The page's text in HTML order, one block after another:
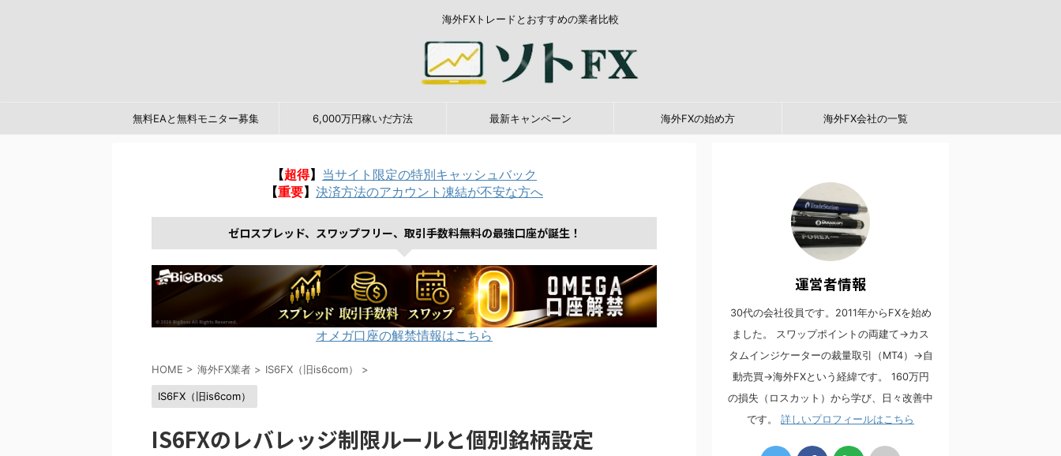
海外FXトレードとおすすめの業者比較
無料EAと無料モニター募集 6,000万円稼いだ方法 最新キャンペーン 海外FXの始め方 海外FX会社の一覧
【超得】 当サイト限定の特別キャッシュバック
【重要】 決済方法のアカウント凍結が不安な方へ
ゼロスプレッド、スワップフリー、取引手数料無料の最強口座が誕生！
オメガ口座の解禁情報はこちら
HOME > 海外FX業者 > IS6FX（旧is6com） >
IS6FX（旧is6com）
IS6FXのレバレッジ制限ルールと個別銘柄設定
運営者情報
30代の会社役員です。2011年からFXを始め
ました。 スワップポイントの両建て→カス
タムインジケーターの裁量取引（MT4）→自
動売買→海外FXという経緯です。 160万円
の損失（ロスカット）から学び、日々改善中
です。 詳しいプロフィールはこちら